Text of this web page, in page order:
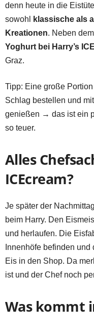
denn heute in die
sowohl
klassische als
Kreationen. Neben
Yoghurt bei Harry’s
Graz.
Tipp: Eine große
Schlag bestellen und
genießen → das ist ein
so teuer.
Alles
ICEcream?
Je später der
beim Harry. Den
und herlaufen. Die
Innenhöfe befinden
Eis in den Shop. Da
ist und der Chef noch
Was kommt